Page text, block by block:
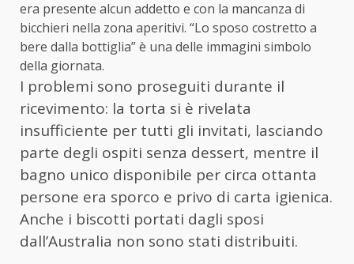
era presente alcun addetto e con la mancanza di
bicchieri nella zona aperitivi. “Lo sposo costretto a
bere dalla bottiglia” è una delle immagini simbolo
della giornata.
I problemi sono proseguiti durante il
ricevimento: la torta si è rivelata
insufficiente per tutti gli invitati, lasciando
parte degli ospiti senza dessert, mentre il
bagno unico disponibile per circa ottanta
persone era sporco e privo di carta igienica.
Anche i biscotti portati dagli sposi
dall’Australia non sono stati distribuiti.